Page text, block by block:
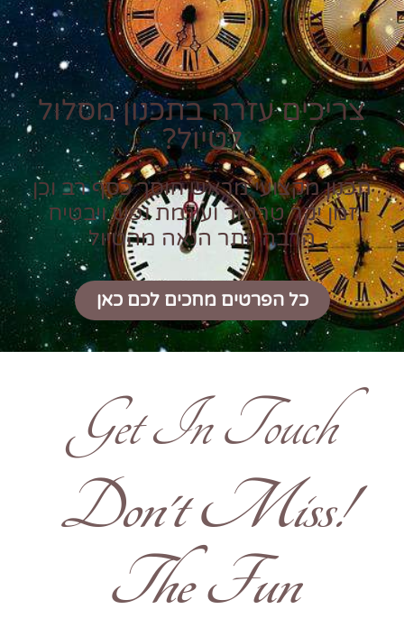
צריכים עזרה בתכנון מסלול
לטיול?
תכנון מקצועי מראש חוסך כסף רב וכן
זמן יקר טרטור ועוגמת נפש ויבטיח
הרבה יותר הנאה מהטיול
כל הפרטים מחכים לכם כאן
Get In Touch
!Don't Miss
The Fun